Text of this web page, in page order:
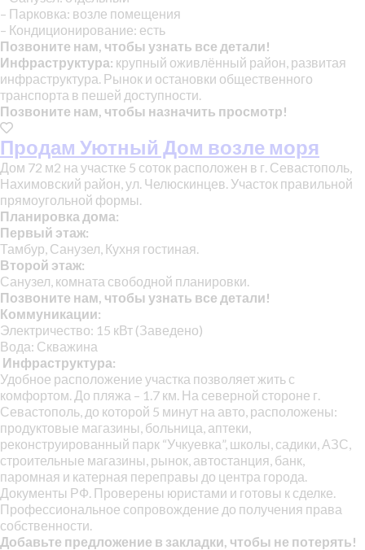
– Парковка: возле помещения
– Кондиционирование: есть
Позвоните нам, чтобы узнать все детали!
Инфраструктура: крупный оживлённый район, развитая
инфраструктура. Рынок и остановки общественного
транспорта в пешей доступности.
Позвоните нам, чтобы назначить просмотр!
Продам Уютный Дом возле моря
Дом 72 м2 на участке 5 соток расположен в г. Севастополь,
Нахимовский район, ул. Челюскинцев. Участок правильной
прямоугольной формы.
Планировка дома:
Первый этаж:
Тамбур, Санузел, Кухня гостиная.
Второй этаж:
Санузел, комната свободной планировки.
Позвоните нам, чтобы узнать все детали!
Коммуникации:
Электричество: 15 кВт (Заведено)
Вода: Скважина
Инфраструктура:
Удобное расположение участка позволяет жить с
комфортом. До пляжа – 1.7 км. На северной стороне г.
Севастополь, до которой 5 минут на авто, расположены:
продуктовые магазины, больница, аптеки,
реконструированный парк “Учкуевка”, школы, садики, АЗС,
строительные магазины, рынок, автостанция, банк,
паромная и катерная переправы до центра города.
Документы РФ. Проверены юристами и готовы к сделке.
Профессиональное сопровождение до получения права
собственности.
Добавьте предложение в закладки, чтобы не потерять!